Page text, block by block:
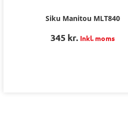
Siku Manitou MLT840
345 kr. Inkl. moms